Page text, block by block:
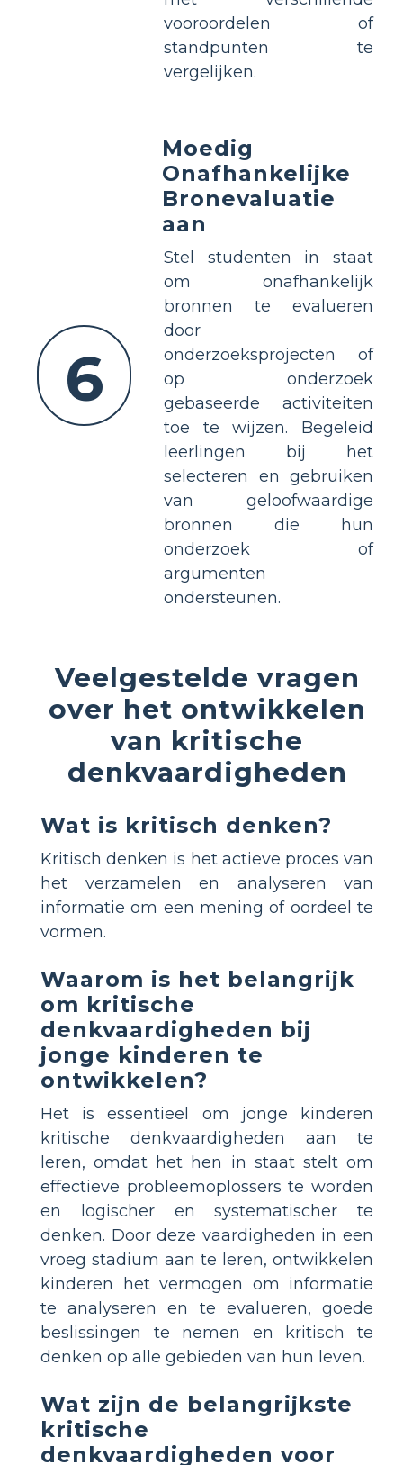
vooroordelen of
standpunten te
vergelijken.
6
Moedig
Onafhankelijke
Bronevaluatie
aan
Stel studenten in staat
om onafhankelijk
bronnen te evalueren
door
onderzoeksprojecten of
op onderzoek
gebaseerde activiteiten
toe te wijzen. Begeleid
leerlingen bij het
selecteren en gebruiken
van geloofwaardige
bronnen die hun
onderzoek of
argumenten
ondersteunen.
Veelgestelde vragen
over het ontwikkelen
van kritische
denkvaardigheden
Wat is kritisch denken?
Kritisch denken is het actieve proces van
het verzamelen en analyseren van
informatie om een mening of oordeel te
vormen.
Waarom is het belangrijk
om kritische
denkvaardigheden bij
jonge kinderen te
ontwikkelen?
Het is essentieel om jonge kinderen
kritische denkvaardigheden aan te
leren, omdat het hen in staat stelt om
effectieve probleemoplossers te worden
en logischer en systematischer te
denken. Door deze vaardigheden in een
vroeg stadium aan te leren, ontwikkelen
kinderen het vermogen om informatie
te analyseren en te evalueren, goede
beslissingen te nemen en kritisch te
denken op alle gebieden van hun leven.
Wat zijn de belangrijkste
kritische
denkvaardigheden voor